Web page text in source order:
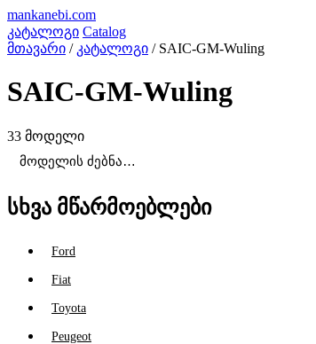
mankanebi.com
კატალოგი Catalog
მთავარი / კატალოგი / SAIC-GM-Wuling
SAIC-GM-Wuling
33 მოდელი
სხვა მწარმოებლები
Ford
Fiat
Toyota
Peugeot